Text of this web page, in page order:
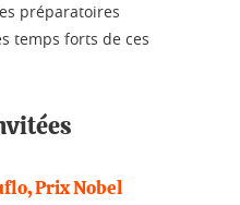
préparatoires
temps forts de ces
Prix Nobel